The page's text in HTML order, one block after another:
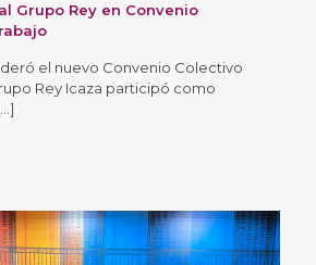
Grupo Rey en Convenio
el nuevo Convenio Colectivo
Rey Icaza participó como